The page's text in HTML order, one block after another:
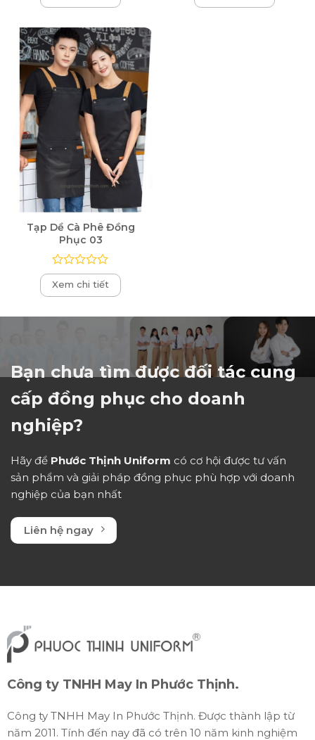
hạng
5
sao
hạng
Tạp Dề Cà Phê Đồng
Phục 03
Được
xếp
hạng
Xem chi tiết
Bạn chưa tìm được đối tác cung
cấp đồng phục cho doanh
nghiệp?
Hãy để Phước Thịnh Uniform có cơ hội được tư vấn
sản phẩm và giải pháp đồng phục phù hợp với doanh
nghiệp của bạn nhất
Liên hệ ngay
Công ty TNHH May In Phước Thịnh.
Công ty TNHH May In Phước Thịnh. Được thành lập từ
năm 2011. Tính đến nay đã có trên 10 năm kinh nghiệm